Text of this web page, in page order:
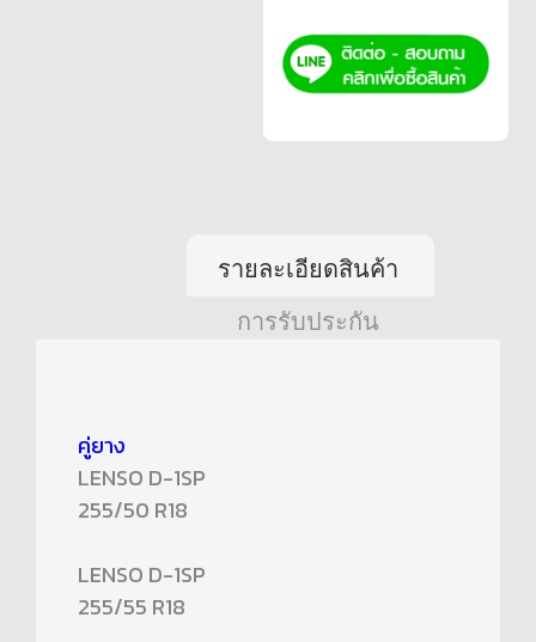
รายละเอียดสินค้า
การรับประกัน
คู่ยาง
LENSO D-1SP
255/50 R18
LENSO D-1SP
255/55 R18